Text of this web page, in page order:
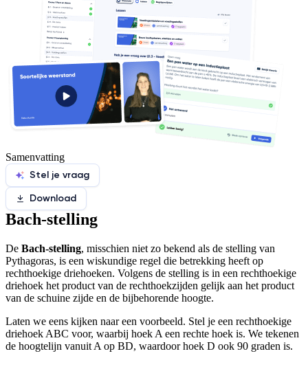
Samenvatting
Stel je vraag
Download
Bach-stelling
De Bach-stelling, misschien niet zo bekend als de stelling van
Pythagoras, is een wiskundige regel die betrekking heeft op
rechthoekige driehoeken. Volgens de stelling is in een rechthoekige
driehoek het product van de rechthoekzijden gelijk aan het product
van de schuine zijde en de bijbehorende hoogte.
Laten we eens kijken naar een voorbeeld. Stel je een rechthoekige
driehoek ABC voor, waarbij hoek A een rechte hoek is. We tekenen
de hoogtelijn vanuit A op BD, waardoor hoek D ook 90 graden is.